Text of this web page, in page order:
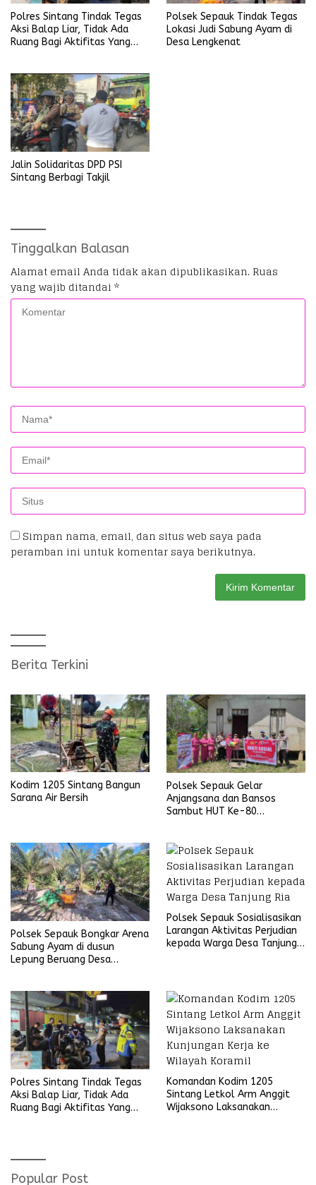
Polres Sintang Tindak Tegas
Aksi Balap Liar, Tidak Ada
Ruang Bagi Aktifitas Yang
Polsek Sepauk Tindak Tegas
Lokasi Judi Sabung Ayam di
Desa Lengkenat
Jalin Solidaritas DPD PSI
Sintang Berbagi Takjil
Tinggalkan Balasan
Alamat email Anda tidak akan dipublikasikan. Ruas
yang wajib ditandai *
Simpan nama, email, dan situs web saya pada
peramban ini untuk komentar saya berikutnya.
Berita Terkini
Kodim 1205 Sintang Bangun
Sarana Air Bersih
Polsek Sepauk Gelar
Anjangsana dan Bansos
Sambut HUT Ke-80
Polsek Sepauk Bongkar Arena
Sabung Ayam di dusun
Lepung Beruang Desa
Polsek Sepauk Sosialisasikan
Larangan Aktivitas Perjudian
kepada Warga Desa Tanjung
Polres Sintang Tindak Tegas
Aksi Balap Liar, Tidak Ada
Ruang Bagi Aktifitas Yang
Komandan Kodim 1205
Sintang Letkol Arm Anggit
Wijaksono Laksanakan
Popular Post